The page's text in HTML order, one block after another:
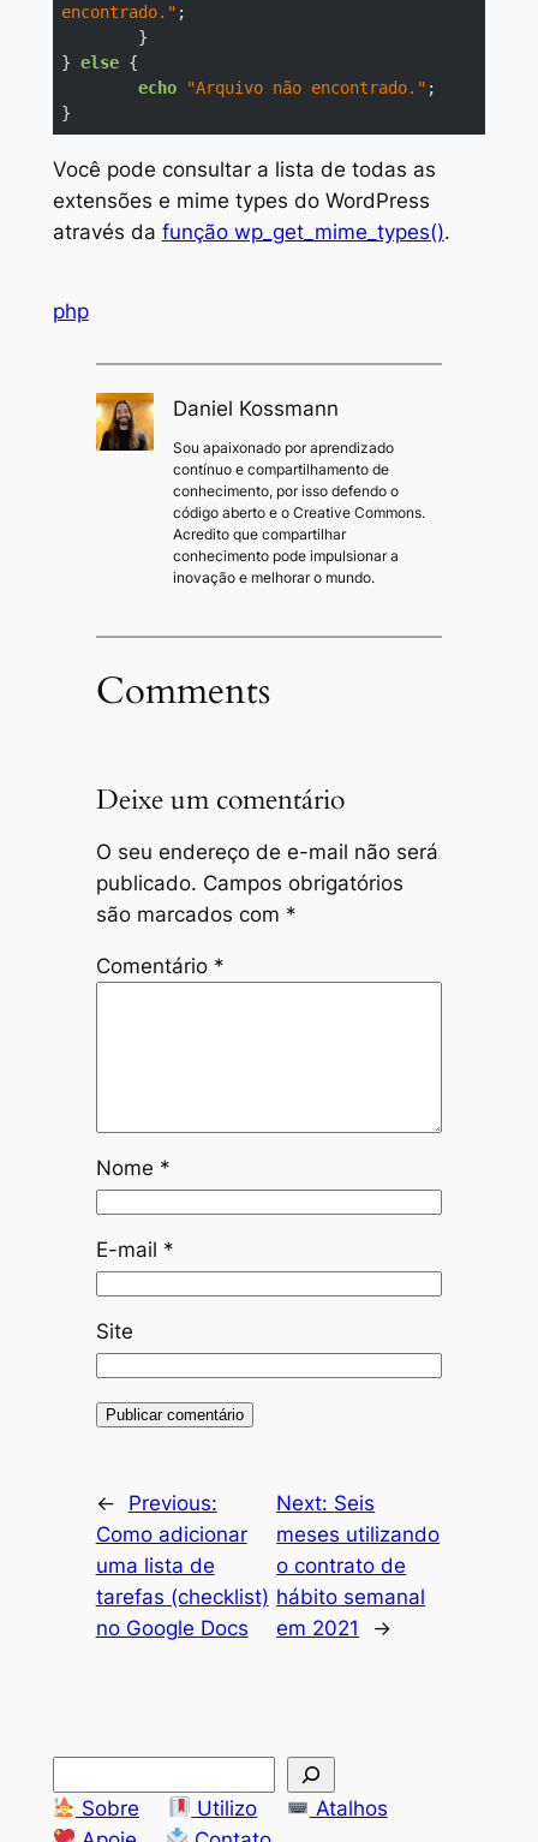
encontrado." ;
} else {
echo
"Arquivo não encontrado." ;
}
Você pode consultar a lista de todas as
extensões e mime types do WordPress
através da função wp_get_mime_types().
php
Daniel Kossmann
Sou apaixonado por aprendizado
contínuo e compartilhamento de
conhecimento, por isso defendo o
código aberto e o Creative Commons.
Acredito que compartilhar
conhecimento pode impulsionar a
inovação e melhorar o mundo.
Comments
Deixe um comentário
O seu endereço de e-mail não será
publicado. Campos obrigatórios
são marcados com *
Comentário *
Nome *
E-mail *
Site
←
Previous:
Como adicionar
uma lista de
tarefas (checklist)
no Google Docs
Next: Seis
meses utilizando
o contrato de
hábito semanal
em 2021
→
e
a
Sobre Utilizo
Atalhos